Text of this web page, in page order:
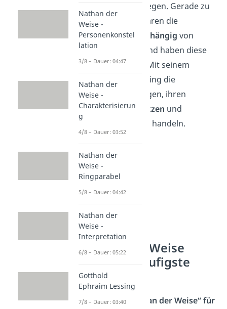
und ablegen. Gerade zu
Lessings Zeiten waren die
Menschen sehr
abhängig von
Kirche
und haben diese
nicht hinterfragt. Mit seinem
Drama wollte Lessing die
Menschen ermutigen, ihren
Verstand zu benutzen und
selbstbestimmt zu handeln.
Nathan der Weise
Epoche – häufigste
Fragen
Was ist „Nathan der Weise“ für
Nathan der
Weise -
Personenkonstel
lation
3/8 – Dauer: 04:47
Nathan der
Weise -
Charakterisierun
g
4/8 – Dauer: 03:52
Nathan der
Weise -
Ringparabel
5/8 – Dauer: 04:42
Nathan der
Weise -
Interpretation
6/8 – Dauer: 05:22
Gotthold
Ephraim Lessing
7/8 – Dauer: 03:40